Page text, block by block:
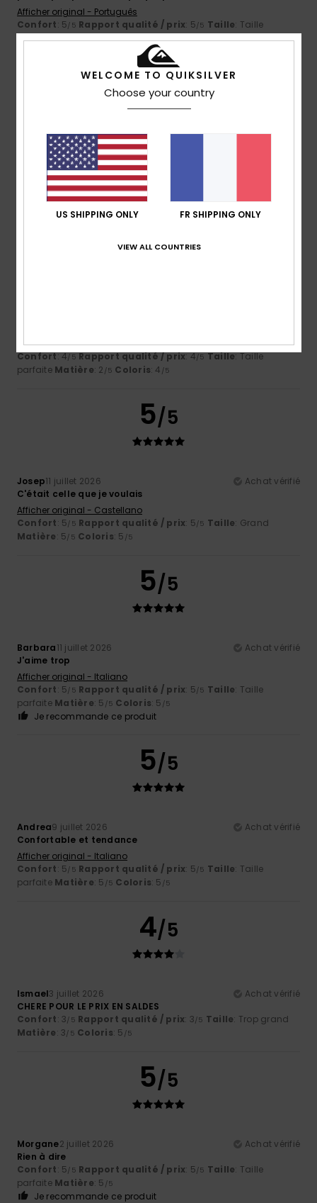
Afficher original - Português
Confort: 5/5 Rapport qualité / prix: 5/5 Taille: Taille
parfaiteMatière: 5/5 Coloris: 5/5
Je recommande ce produit
4/5
Corinna16 juillet 2026
Bonne qualité
Afficher original - Italiano
Taille: Taille parfaite
3/5
Afficher original - Castellano
Confort: 4/5 Rapport qualité / prix: 4/5 Taille: Taille
parfaite Matière: 2 /5 Coloris: 4 /5
5/5
Josep11 juillet 2026
Achat vérifié
C'était celle que je voulais
Afficher original - Castellano
Confort: 5/5 Rapport qualité / prix: 5/5 Taille: Grand
Matière: 5/5 Coloris: 5 /5
5/5
Barbara11 juillet 2026
Achat vérifié
J'aime trop
Afficher original - Italiano
Confort: 5/5 Rapport qualité / prix: 5/5 Taille: Taille
parfaite Matière: 5 /5 Coloris: 5 /5
Je recommande ce produit
5/5
Andrea9 juillet 2026
Achat vérifié
Confortable et tendance
Afficher original - Italiano
Confort: 5/5 Rapport qualité / prix: 5/5 Taille: Taille
parfaite Matière: 5 /5 Coloris: 5 /5
4/5
Ismael3 juillet 2026
Achat vérifié
CHERE POUR LE PRIX EN SALDES
Confort: 3/5 Rapport qualité / prix: 3/5 Taille: Trop grand
Matière: 3/5 Coloris: 5 /5
5/5
Morgane2 juillet 2026
Achat vérifié
Rien à dire
Confort: 5/5 Rapport qualité / prix: 5/5 Taille: Taille
parfaite Matière: 5 /5
Je recommande ce produit
WELCOME TO QUIKSILVER
Choose your country
US SHIPPING ONLY FR SHIPPING ONLY
VIEW ALL COUNTRIES